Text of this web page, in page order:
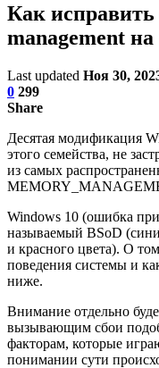
Как
management
Last updated Ноя 30,
0 299
Share
Десятая модификация
этого семейства, не
из самых
Windows 10 (ошибка
называемый BSoD
и красного цвета). О
поведения системы и
ниже.
Внимание отдельно
вызывающим сбои
факторам, которые
понимании сути